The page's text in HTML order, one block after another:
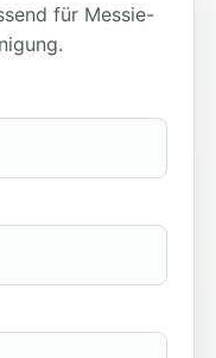
für Messie-